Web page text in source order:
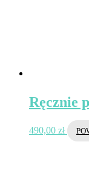
Ręcznie
490,00 zł